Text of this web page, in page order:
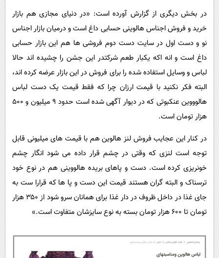
در بخش دیگری از گزارش آورده است: «در دنیای مجازی هم بازار
خرید و فروش اجناس هالوینی حسابی داغ است و درمیان بازار اجناس
نو و دست اول در سایت دست دوم فروشی ها هم این بازار حسابی
داغ است و انه اکه یکبار طعم شرکتدر این جشن را چشیده اند حالا
لباس و وسایل استفاده شده را برای فروش در این بازار عرضه کرده اند،
البته فکر نکنید با قیمت ارزان چرا که فقط قیمت یک دست لباس
هالوووین عنکبوتی که در دیوار آگهی شده است حدود ۹ میلیون و ۵۰۰
هزار تومان است.
در کنار این عجایب فروش لنز هالوین هم با قیمت های میلیونی قابل
توجه است لنزی که وقتی در چشم قرار داده می شود انگار چشم
خونریزی کرده است. دست و پاهای بریده هالووینی هم در نوع خود
ترسناک و البته گران هستند قیمت این دست و پا ها که قرارا ست به
جای غذا در داخل ظروف در دار غذا برای همانان سرو شود از ۳۵۰ هزار
تومان تا ۶۰۰ هزار تومان بسته به نوع سایزشان متفاوت است.»